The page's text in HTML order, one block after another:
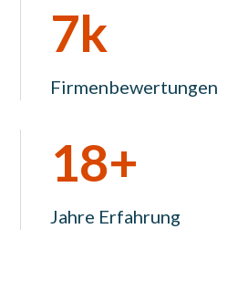
7k
Firmenbewertungen
18+
Jahre Erfahrung